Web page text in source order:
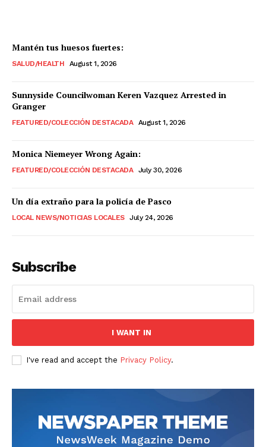
Mantén tus huesos fuertes:
SALUD/HEALTH August 1, 2026
Sunnyside Councilwoman Keren Vazquez Arrested in
Granger
FEATURED/COLECCIÓN DESTACADA August 1, 2026
Monica Niemeyer Wrong Again:
FEATURED/COLECCIÓN DESTACADA July 30, 2026
Un día extraño para la policía de Pasco
LOCAL NEWS/NOTICIAS LOCALES July 24, 2026
Subscribe
I WANT IN
I've read and accept the Privacy Policy.